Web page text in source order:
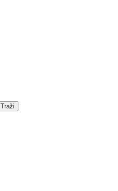
Traži